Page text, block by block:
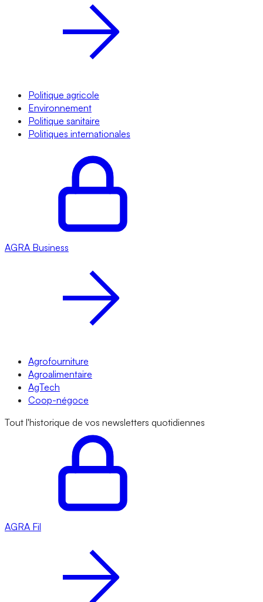
Politique agricole
Environnement
Politique sanitaire
Politiques internationales
AGRA Business
Agrofourniture
Agroalimentaire
AgTech
Coop-négoce
Tout l'historique de vos newsletters quotidiennes
AGRA Fil